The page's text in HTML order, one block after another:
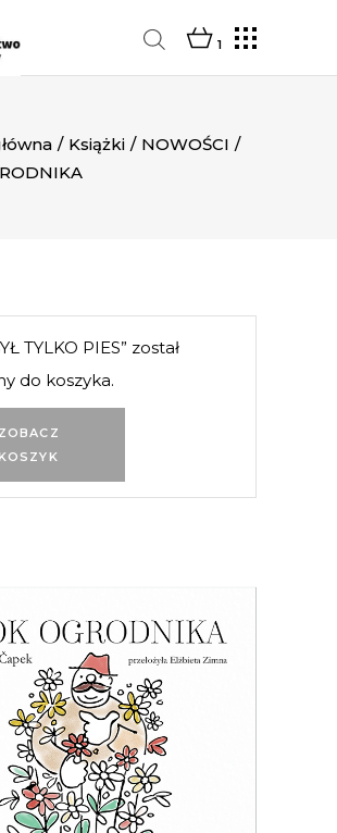
1
/ Książki / NOWOŚCI /
ZOBACZ
TYLKO PIES” został
do koszyka.